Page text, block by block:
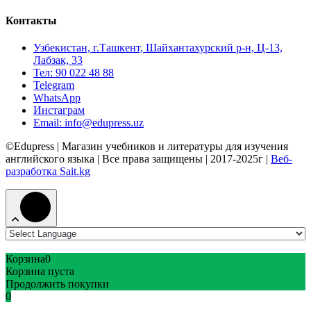
Контакты
Узбекистан, г.Ташкент, Шайхантахурский р-н, Ц-13,
Лабзак, 33
Тел: 90 022 48 88
Telegram
WhatsApp
Инстаграм
Email: info@edupress.uz
©Edupress | Магазин учебников и литературы для изучения
английского языка | Все права защищены | 2017-2025г | Веб-
разработка Sait.kg
Корзина0
Корзина пуста
Продолжить покупки
0